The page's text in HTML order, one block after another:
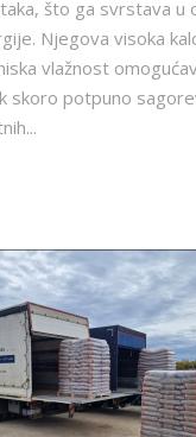
što ga svrstava u
Njegova visoka
vlažnost
skoro potpuno